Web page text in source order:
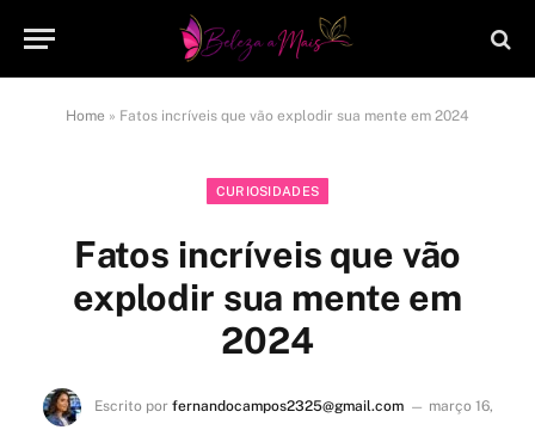
Home » Fatos incríveis que vão explodir sua mente em 2024
CURIOSIDADES
Fatos incríveis que vão
explodir sua mente em
2024
Escrito por fernandocampos2325@gmail.com
março 16,